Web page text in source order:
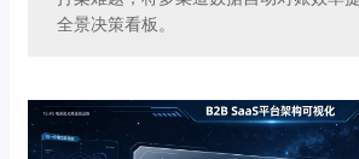
全景决策看板。